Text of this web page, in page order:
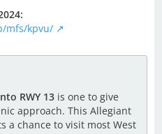
mfs/kpvu/
RWY 13 is one to give
approach. This Allegiant
a chance to visit most West